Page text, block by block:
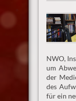
NWO,
um
der
des
für ein